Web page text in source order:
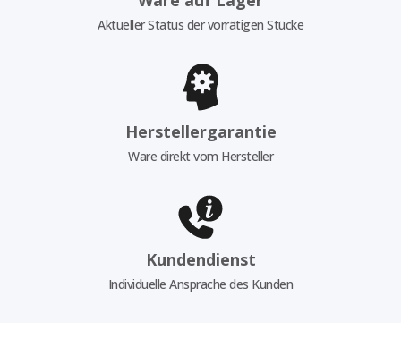
Aktueller Status der vorrätigen Stücke
Herstellergarantie
Ware direkt vom Hersteller
Kundendienst
Individuelle Ansprache des Kunden